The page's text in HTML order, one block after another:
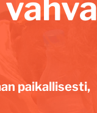
paikallisesti,